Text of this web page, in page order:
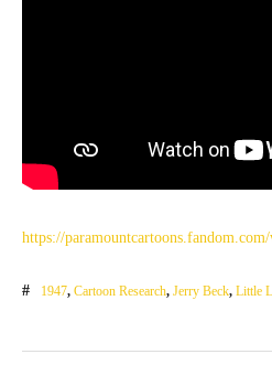
https://
1947, Cartoon Research, Jerry Beck, Little